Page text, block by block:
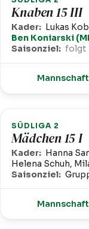
Knaben 15 III
Kader: Lukas
Ben Koniarski
Saisonziel: folgt
Mannschaft
SÜDLIGA 2
Mädchen 15 I
Kader: Hanna
Helena Schuh,
Saisonziel:
Mannschaft